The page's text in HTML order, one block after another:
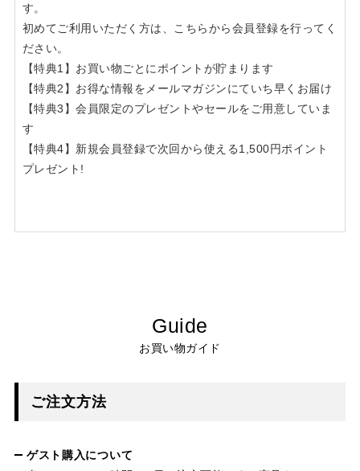
す。
初めてご利用いただく方は、こちらから会員登録を行ってく
ださい。
【特典1】お買い物ごとにポイントが貯まります
【特典2】お得な情報をメールマガジンにていち早くお届け
【特典3】会員限定のプレゼントやセールをご用意していま
す
【特典4】新規会員登録で次回から使える1,500円ポイント
プレゼント!
Guide
お買い物ガイド
ご注文方法
ゲスト購入について